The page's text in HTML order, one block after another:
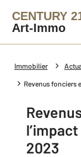
CENTURY
Art-Immo
Immobilier
Revenus fonciers
2023